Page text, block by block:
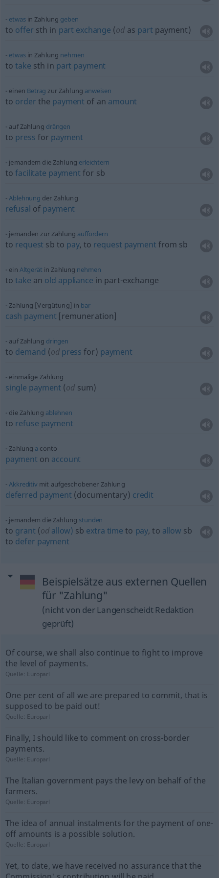
etwasin Zahlung geben
to offer sth in part exchange (od as part payment)
etwasin Zahlung nehmen
totake sth in part payment
einen Betrag zur Zahlung anweisen
to order the payment of an amount
auf Zahlung drängen
to press for payment
jemandem die Zahlung erleichtern
tofacilitate payment for sb
Ablehnung der Zahlung
refusal of payment
jemanden zur Zahlung auffordern
to request sb to pay, to request payment from sb
ein Altgerät in Zahlung nehmen
totake an old appliance in part-exchange
Zahlung [Vergütung] in bar
cash payment [remuneration]
auf Zahlung dringen
to demand (odpress for) payment
einmalige Zahlung
single payment (od sum)
die Zahlung ablehnen
to refuse payment
Zahlung a conto
payment on account
Akkreditiv mit aufgeschobener Zahlung
deferred payment (documentary) credit
jemandem die Zahlung stunden
to grant (od allow) sb extra time to pay, to allow sb
to defer payment
Beispielsätze aus externen Quellen
für "Zahlung"
(nicht von der Langenscheidt Redaktion
geprüft)
Of course, we shall also continue to fight to improve
the level of payments.
Quelle: Europarl
One per cent of all we are prepared to commit, that is
supposed to be paid out!
Quelle: Europarl
Finally, I should like to comment on cross-border
payments.
Quelle: Europarl
The Italian government pays the levy on behalf of the
farmers.
Quelle: Europarl
The idea of annual instalments for the payment of one-
off amounts is a possible solution.
Quelle: Europarl
Yet, to date, we have received no assurance that the